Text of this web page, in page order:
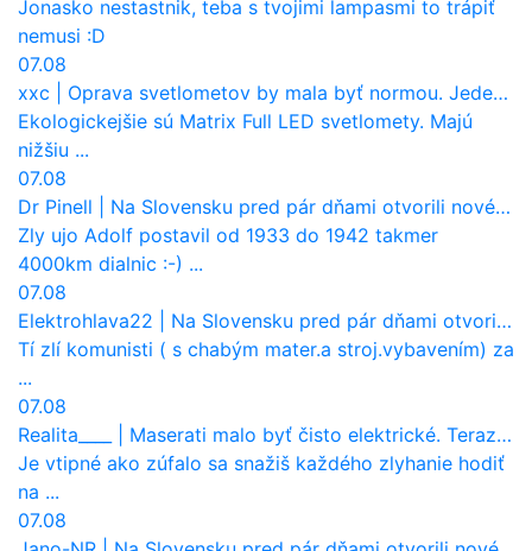
Jonasko nestastnik, teba s tvojimi lampasmi to trápiť
nemusi :D
07.08
xxc
Oprava svetlometov by mala byť normou. Jeden nový dnes stojí priemerne 1251 eur!
Ekologickejšie sú Matrix Full LED svetlomety. Majú
nižšiu ...
07.08
Dr Pinell
Na Slovensku pred pár dňami otvorili nové mosty, ktoré to sú?
Zly ujo Adolf postavil od 1933 do 1942 takmer
4000km dialnic :-) ...
07.08
Elektrohlava22
Na Slovensku pred pár dňami otvorili nové mosty, ktoré to sú?
Tí zlí komunisti ( s chabým mater.a stroj.vybavením) za
...
07.08
Realita____
Maserati malo byť čisto elektrické. Teraz zisťuje, že potrebuje nový osemvalcový motor
Je vtipné ako zúfalo sa snažiš každého zlyhanie hodiť
na ...
07.08